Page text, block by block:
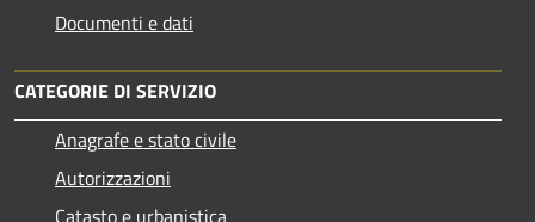
Documenti e dati
CATEGORIE DI SERVIZIO
Anagrafe e stato civile
Autorizzazioni
Catasto e urbanistica